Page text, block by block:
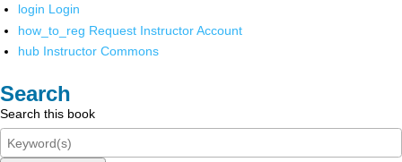
login Login
how_to_reg Request Instructor Account
hub Instructor Commons
Search
Search this book